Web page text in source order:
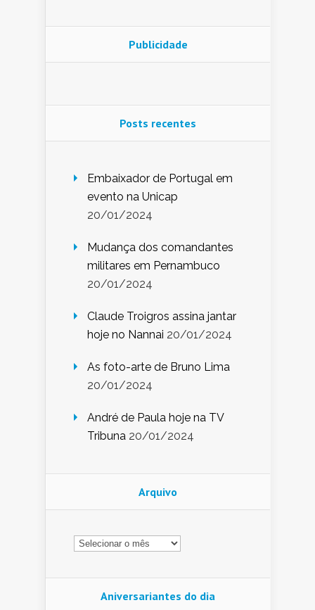
Publicidade
Posts recentes
Embaixador de Portugal em
evento na Unicap
20/01/2024
Mudança dos comandantes
militares em Pernambuco
20/01/2024
Claude Troigros assina jantar
hoje no Nannai 20/01/2024
As foto-arte de Bruno Lima
20/01/2024
André de Paula hoje na TV
Tribuna 20/01/2024
Arquivo
Arquivo
Aniversariantes do dia